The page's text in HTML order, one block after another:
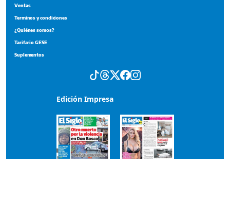
Ventas
Terminos y condiciones
¿Quiénes somos?
Tarifario GESE
Suplementos
Edición Impresa